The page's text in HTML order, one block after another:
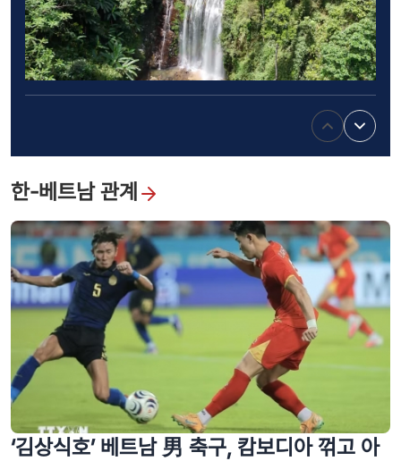
타이응우옌성 룽빵 폭포 하이킹, 퐁꽝의 대삼림을 따라 걷는 여행
베트남 전사자 유해 발굴·신원 확인 500일 집중 캠페인, 불멸의 영웅들에
게 이름을 되찾아주다
한-베트남 관계
‘김상식호’ 베트남 男 축구, 캄보디아 꺾고 아